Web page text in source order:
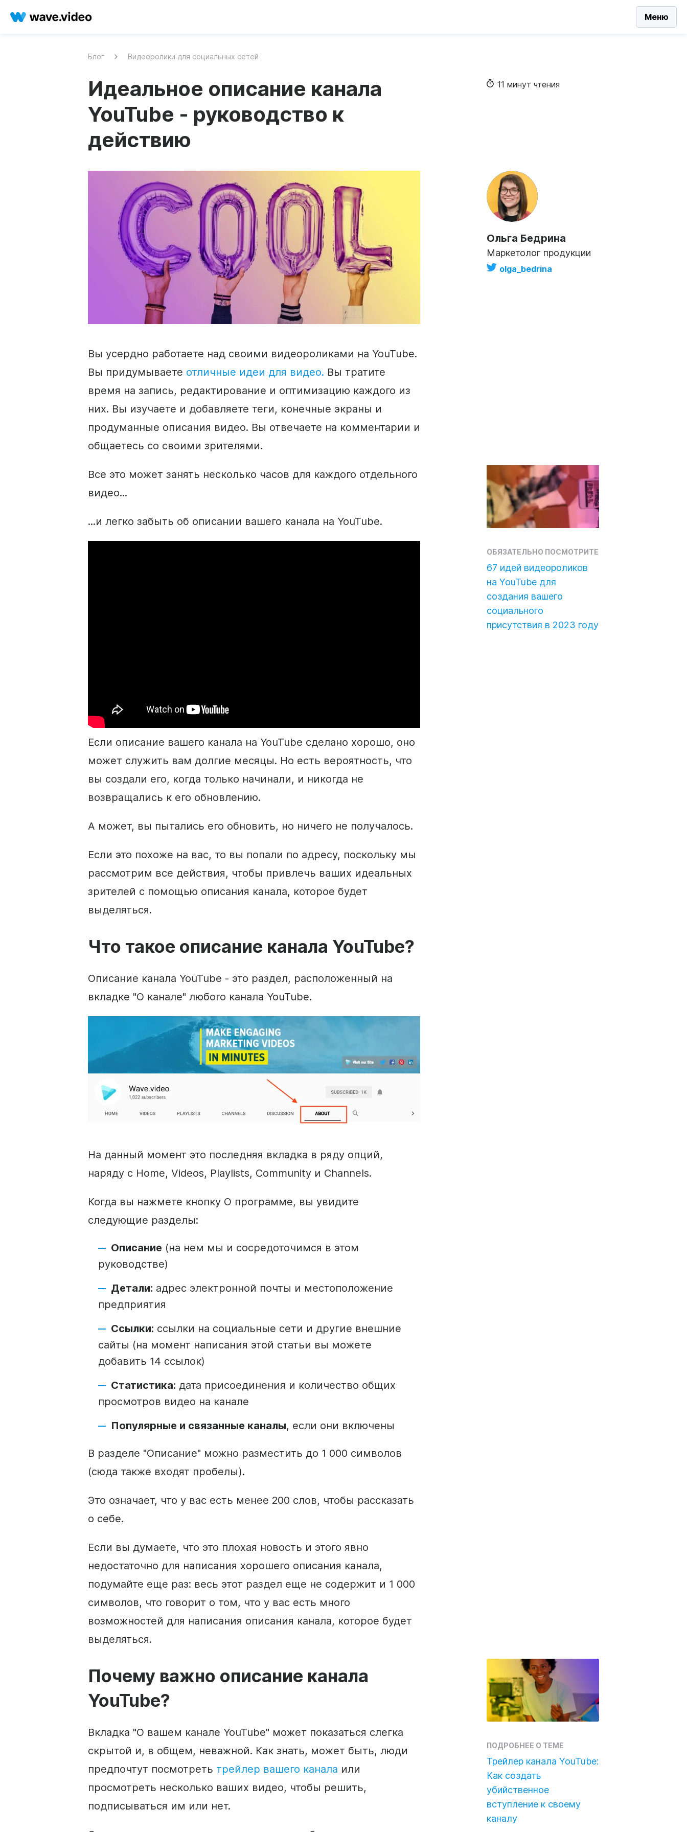
Меню
Блог Видеоролики для социальных сетей
Идеальное описание канала
YouTube - руководство к
действию
11 минут чтения
Ольга Бедрина
Маркетолог продукции
olga_bedrina
Вы усердно работаете над своими видеороликами на YouTube.
Вы придумываете отличные идеи для видео. Вы тратите
время на запись, редактирование и оптимизацию каждого из
них. Вы изучаете и добавляете теги, конечные экраны и
продуманные описания видео. Вы отвечаете на комментарии и
общаетесь со своими зрителями.
ОБЯЗАТЕЛЬНО ПОСМОТРИТЕ
67 идей видеороликов
на YouTube для
создания вашего
социального
присутствия в 2023 году
Все это может занять несколько часов для каждого отдельного
видео...
...и легко забыть об описании вашего канала на YouTube.
Если описание вашего канала на YouTube сделано хорошо, оно
может служить вам долгие месяцы. Но есть вероятность, что
вы создали его, когда только начинали, и никогда не
возвращались к его обновлению.
А может, вы пытались его обновить, но ничего не получалось.
Если это похоже на вас, то вы попали по адресу, поскольку мы
рассмотрим все действия, чтобы привлечь ваших идеальных
зрителей с помощью описания канала, которое будет
выделяться.
Что такое описание канала YouTube?
Описание канала YouTube - это раздел, расположенный на
вкладке "О канале" любого канала YouTube.
На данный момент это последняя вкладка в ряду опций,
наряду с Home, Videos, Playlists, Community и Channels.
Когда вы нажмете кнопку О программе, вы увидите
следующие разделы:
Описание (на нем мы и сосредоточимся в этом
руководстве)
Детали: адрес электронной почты и местоположение
предприятия
Ссылки: ссылки на социальные сети и другие внешние
сайты (на момент написания этой статьи вы можете
добавить 14 ссылок)
Статистика: дата присоединения и количество общих
просмотров видео на канале
Популярные и связанные каналы, если они включены
В разделе "Описание" можно разместить до 1 000 символов
(сюда также входят пробелы).
Это означает, что у вас есть менее 200 слов, чтобы рассказать
о себе.
Если вы думаете, что это плохая новость и этого явно
недостаточно для написания хорошего описания канала,
подумайте еще раз: весь этот раздел еще не содержит и 1 000
символов, что говорит о том, что у вас есть много
возможностей для написания описания канала, которое будет
выделяться.
ПОДРОБНЕЕ О ТЕМЕ
Трейлер канала YouTube:
Как создать
убийственное
вступление к своему
каналу
Почему важно описание канала
YouTube?
Вкладка "О вашем канале YouTube" может показаться слегка
скрытой и, в общем, неважной. Как знать, может быть, люди
предпочтут посмотреть трейлер вашего канала или
просмотреть несколько ваших видео, чтобы решить,
подписываться им или нет.